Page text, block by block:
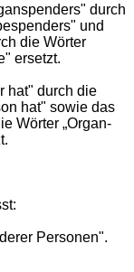
durch
und
die Wörter
ersetzt.
hat" durch die
hat" sowie das
Wörter „Organ-
Personen".